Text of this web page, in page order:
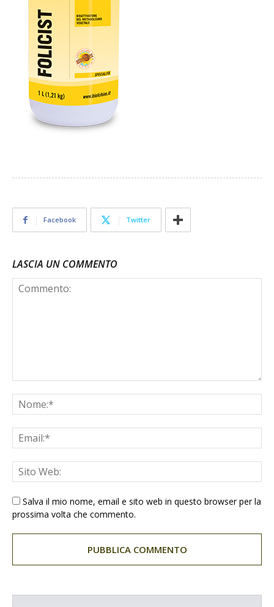
Facebook Twitter
LASCIA UN COMMENTO
Salva il mio nome, email e sito web in questo browser per la
prossima volta che commento.